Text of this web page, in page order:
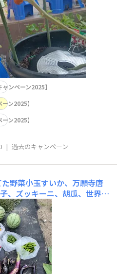
ンペーン2025】
ン2025】
ン2025】
| 過去のキャンペーン
野菜小玉すいか、万願寺唐
、ズッキーニ、胡瓜、世界の
、唐辛子■工夫ポイン
ダマシが食害するので、台所
実に被せて防虫しました。